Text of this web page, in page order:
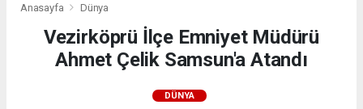
Anasayfa Dünya
Vezirköprü İlçe Emniyet Müdürü
Ahmet Çelik Samsun'a Atandı
DÜNYA